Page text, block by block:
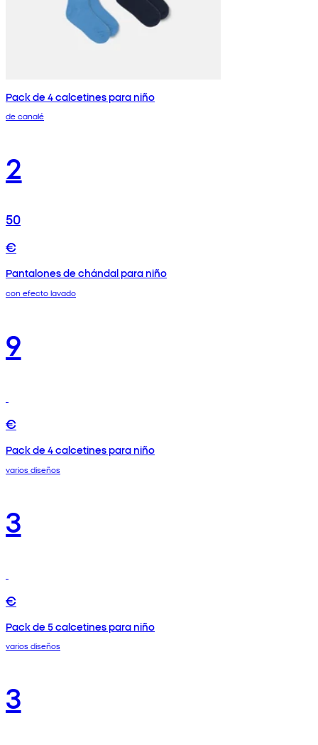
Pack de 4 calcetines para niño
de canalé
2
50
€
Pantalones de chándal para niño
con efecto lavado
9
€
Pack de 4 calcetines para niño
varios diseños
3
€
Pack de 5 calcetines para niño
varios diseños
3